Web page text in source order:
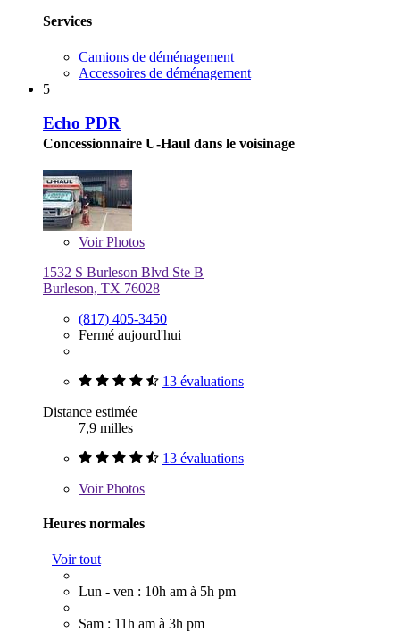
Services
Camions de déménagement
Accessoires de déménagement
5
Echo PDR
Concessionnaire U-Haul dans le voisinage
VoirPhotos
1532 S Burleson Blvd Ste B
Burleson, TX 76028
(817) 405-3450
Fermé aujourd'hui
13 évaluations
Distance estimée
7,9 milles
13 évaluations
VoirPhotos
Heures normales
Voir tout
Lun - ven : 10h am à 5h pm
Sam : 11h am à 3h pm